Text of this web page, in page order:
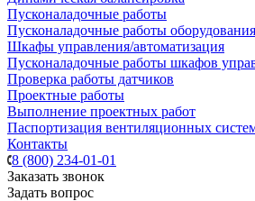
Пусконаладочные работы
Пусконаладочные работы оборудования
Шкафы управления/автоматизация
Пусконаладочные работы шкафов
Проверка работы датчиков
Проектные работы
Выполнение проектных работ
Паспортизация вентиляционных
Контакты
8 (800) 234-01-01
Заказать звонок
Задать вопрос